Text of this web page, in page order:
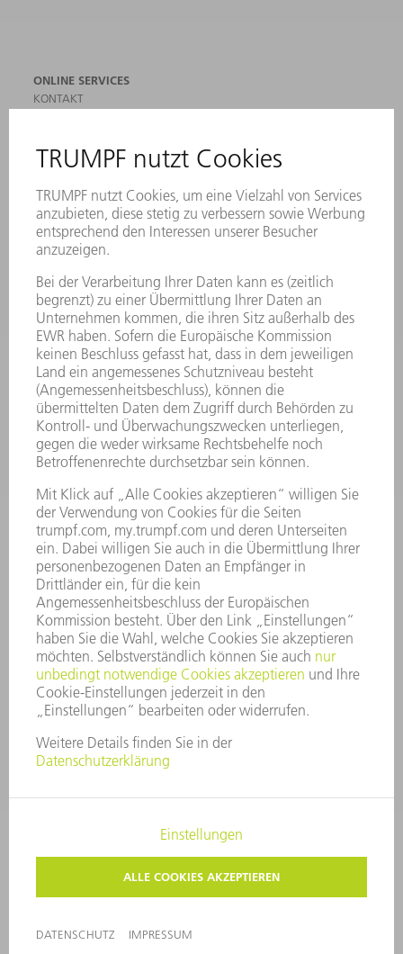
ONLINE SERVICES
KONTAKT
VERANSTALTUNGEN UND TERMINE
NEWSLETTER-ANMELDUNG
MYTRUMPF
SICHERHEITSDATENBLÄTTER
PRODUKTE
MASCHINEN & SYSTEME
LEISTUNGSELEKTRONIK
ELEKTROWERKZEUGE
SMART FACTORY
SOFTWARE
SERVICES
ANWENDUNGEN
BRANCHEN
UNTERNEHMEN
KARRIERE
STELLENANGEBOTE
UNTERNEHMENSPROFIL
GESCHÄFTSBERICHT
UNTERNEHMENSGRUNDSÄTZE
COMPLIANCE
HINWEISGEBERSYSTEM
SECURITY
PRESSEMITTEILUNGEN
MAGAZINE
LIEFERANTEN
NACHHALTIGKEIT
UMWELT & KLIMA
SOZIALES & GESELLSCHAFT
UNTERNEHMENSFÜHRUNG
IMPRESSUM
DATENSCHUTZ
COPYRIGHT UND MARKENZEICHEN
AGB
PRIVATSPHÄRE-EINSTELLUNGEN